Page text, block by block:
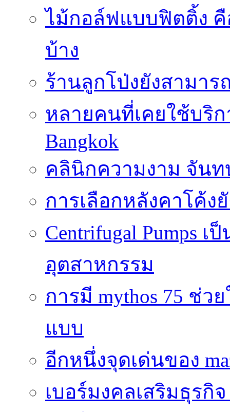
ไม้กอล์ฟแบบฟิตติ้ง คื
บ้าง
ร้านลูกโป่งยังสามา
หลายคนที่เคยใช้บริกา
Bangkok
คลินิกความงาม จันท
การเลือกหลังคาโค้
Centrifugal Pumps
อุตสาหกรรม
การมี mythos 75 ช่
แบบ
อีกหนึ่งจุดเด่นของ
เบอร์มงคลเสริมธุร